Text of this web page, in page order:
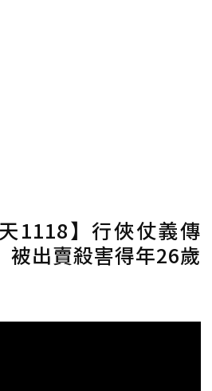
1118】行俠仗義傳
出賣殺害得年26歲